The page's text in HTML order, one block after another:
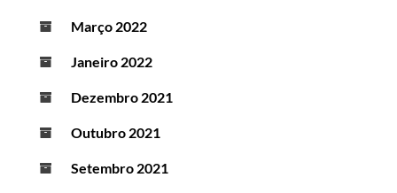
Março 2022
Janeiro 2022
Dezembro 2021
Outubro 2021
Setembro 2021